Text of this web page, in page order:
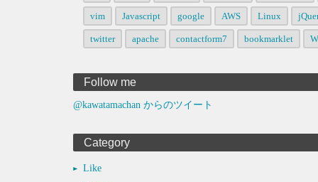
vim Javascript google AWS Linux
twitter apache contactform7 bookmarklet
Follow me
@kawatamachan からのツイート
Category
Like